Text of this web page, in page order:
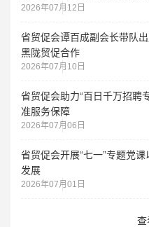
2026年07月12日
省贸促会谭百成副会长带队
黑陇贸促合作
2026年07月10日
省贸促会助力“百日千万招聘
准服务保障
2026年07月06日
省贸促会开展“七一”专题党
发展
2026年07月01日
查